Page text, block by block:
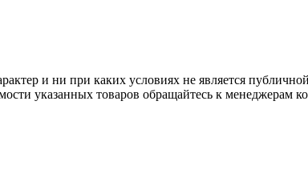
и ни при каких условиях не является
указанных товаров обращайтесь к менеджерам